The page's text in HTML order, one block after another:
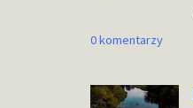
0 komentarzy